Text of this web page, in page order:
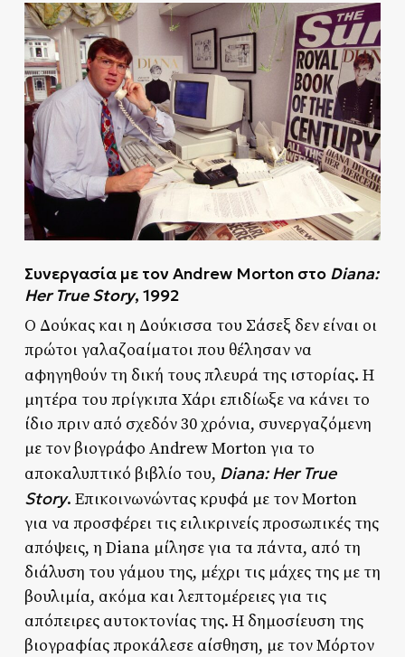
Συνεργασία με τον Andrew Morton στο Diana:
Her True Story, 1992
Ο Δούκας και η Δούκισσα του Σάσεξ δεν είναι οι
πρώτοι γαλαζοαίματοι που θέλησαν να
αφηγηθούν τη δική τους πλευρά της ιστορίας. Η
μητέρα του πρίγκιπα Χάρι επιδίωξε να κάνει το
ίδιο πριν από σχεδόν 30 χρόνια, συνεργαζόμενη
με τον βιογράφο Andrew Morton για το
αποκαλυπτικό βιβλίο του, Diana: Her True
Story. Επικοινωνώντας κρυφά με τον Morton
για να προσφέρει τις ειλικρινείς προσωπικές της
απόψεις, η Diana μίλησε για τα πάντα, από τη
διάλυση του γάμου της, μέχρι τις μάχες της με τη
βουλιμία, ακόμα και λεπτομέρειες για τις
απόπειρες αυτοκτονίας της. Η δημοσίευση της
βιογραφίας προκάλεσε αίσθηση, με τον Μόρτον